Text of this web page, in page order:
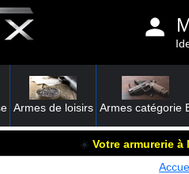
Armes de loisirs Armes catégorie
☀️ Votre armurerie